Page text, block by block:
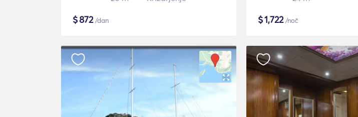
$872/dan $1,722/noč